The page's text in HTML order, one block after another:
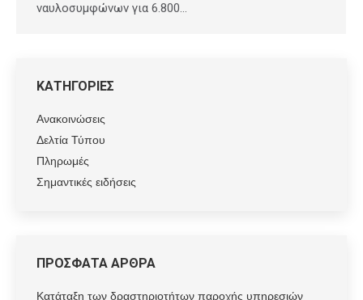
ναυλοσυμφώνων για 6.800…
ΚΑΤΗΓΟΡΙΕΣ
Ανακοινώσεις
Δελτία Τύπου
Πληρωμές
Σημαντικές ειδήσεις
ΠΡΟΣΦΑΤΑ ΑΡΘΡΑ
Κατάταξη των δραστηριοτήτων παροχής υπηρεσιών